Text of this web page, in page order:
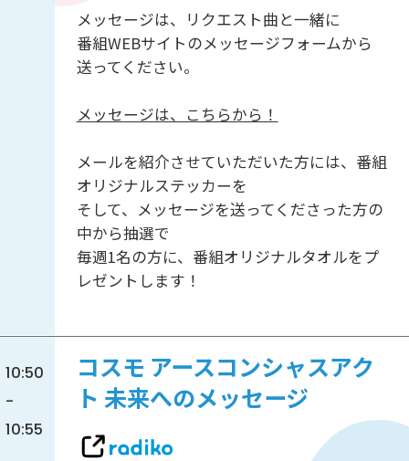
メッセージは、リクエスト曲と一緒に
番組WEBサイトのメッセージフォームから
送ってください。
メッセージは、こちらから！
メールを紹介させていただいた方には、番組
オリジナルステッカーを
そして、メッセージを送ってくださった方の
中から抽選で
毎週1名の方に、番組オリジナルタオルをプ
レゼントします！
10:50
-
10:55
コスモ アースコンシャスアク
ト 未来へのメッセージ